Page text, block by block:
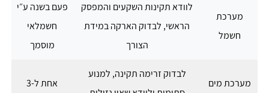
מערכת
חשמל
לוודא תקינות השקעים והמפסק
הראשי, לבדוק הארקה במידת
הצורך
פעם בשנה ע״י
חשמלאי
מוסמך
מערכת מים
לבדוק זרימה תקינה, למנוע
אחת ל-3